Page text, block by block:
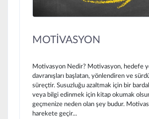
MOTİVASYON
Motivasyon Nedir? Motivasyon, hedefe
davranışları başlatan, yönlendiren ve
süreçtir. Susuzluğu azaltmak için bir
veya bilgi edinmek için kitap okumak
geçmenize neden olan şey budur.
harekete geçir...